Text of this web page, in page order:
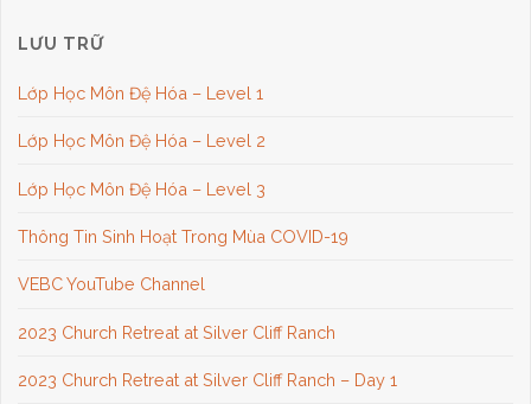
LƯU TRỮ
Lớp Học Môn Đệ Hóa – Level 1
Lớp Học Môn Đệ Hóa – Level 2
Lớp Học Môn Đệ Hóa – Level 3
Thông Tin Sinh Hoạt Trong Mùa COVID-19
VEBC YouTube Channel
2023 Church Retreat at Silver Cliff Ranch
2023 Church Retreat at Silver Cliff Ranch – Day 1